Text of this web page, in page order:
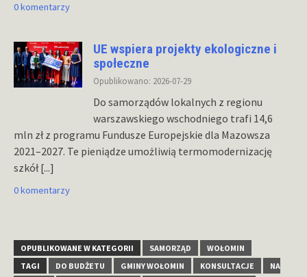
0 komentarzy
UE wspiera projekty ekologiczne i
społeczne
Opublikowano: 2026-07-29
Do samorządów lokalnych z regionu
warszawskiego wschodniego trafi 14,6
mln zł z programu Fundusze Europejskie dla Mazowsza
2021–2027. Te pieniądze umożliwią termomodernizację
szkół[...]
0 komentarzy
OPUBLIKOWANE W KATEGORII SAMORZĄD
WOŁOMIN
TAGI
DO BUDŻETU GMINY WOŁOMIN KONSULTACJE
NA